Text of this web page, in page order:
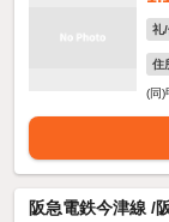
礼
住
(同)
阪急電鉄今津線 /